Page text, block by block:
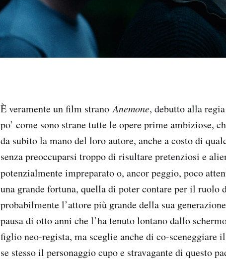
È veramente un film stranoAnemone, debutto alla
po’ come sono strane tutte le opere prime ambiziose,
da subito la mano del loro autore, anche a costo di
senza preoccuparsi troppo di risultare pretenziosi e
potenzialmente impreparato o, ancor peggio, poco
una grande fortuna, quella di poter contare per il ruolo
probabilmente l’attore più grande della sua
pausa di otto anni che l’ha tenuto lontano dallo
figlio neo-regista, ma sceglie anche di co-
se stesso il personaggio cupo e stravagante di questo